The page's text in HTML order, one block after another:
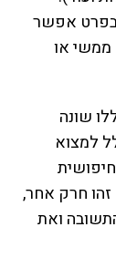
בפרט אפשר
או
שונה
למצוא
חרק אחר,
ואת